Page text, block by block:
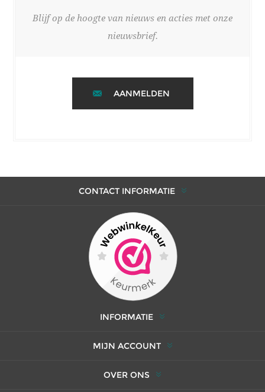
Blijf op de hoogte van nieuws en acties met onze
nieuwsbrief.
AANMELDEN
CONTACT INFORMATIE
INFORMATIE
MIJN ACCOUNT
OVER ONS